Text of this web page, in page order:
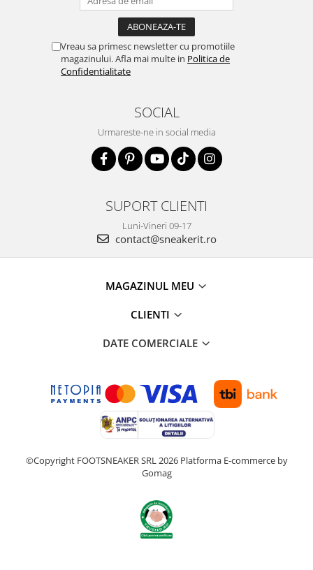
Vreau sa primesc newsletter cu promotiile
magazinului. Afla mai multe in Politica de
Confidentialitate
SOCIAL
Urmareste-ne in social media
SUPORT CLIENTI
Luni-Vineri 09-17
contact@sneakerit.ro
MAGAZINUL MEU
CLIENTI
DATE COMERCIALE
©Copyright FOOTSNEAKER SRL 2026 Platforma E-commerce by
Gomag